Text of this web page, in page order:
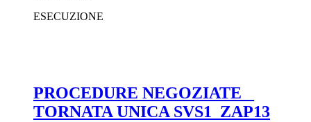
ESECUZIONE
PROCEDURE NEGOZIATE _
TORNATA UNICA SVS1_ZAP13